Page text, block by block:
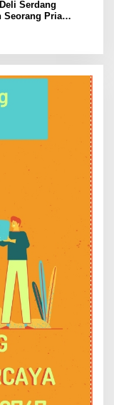
Serdang
Seorang Pria